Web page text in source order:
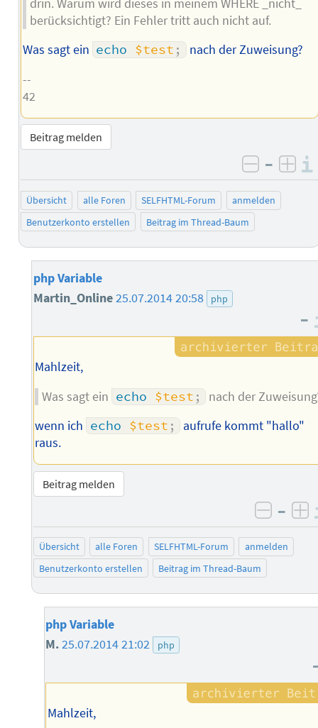
drin. Warum wird dieses in meinem WHERE _nicht_
berücksichtigt? Ein Fehler tritt auch nicht auf.
Was sagt ein echo $test ;
nach der Zuweisung?
--
42
Beitrag melden
negativ
–
Übersicht alle Foren SELFHTML-Forum
anmelden
Benutzerkonto erstellen
Beitrag im Thread-Baum
php Variable
Martin_Online25.07.2014 20:58 php
–
Mahlzeit,
Was sagt ein echo $test ;
nach der
wenn ich echo $test ;
aufrufe kommt "hallo"
raus.
Beitrag melden
–
Übersicht alle Foren SELFHTML-Forum
anmelden
Benutzerkonto erstellen
Beitrag im Thread-Baum
php Variable
M.25.07.2014 21:02 php
Mahlzeit,